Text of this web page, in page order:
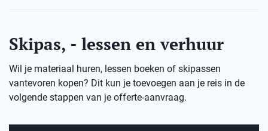
Skipas, - lessen en verhuur
Wil je materiaal huren, lessen boeken of skipassen
vantevoren kopen? Dit kun je toevoegen aan je reis in de
volgende stappen van je offerte-aanvraag.